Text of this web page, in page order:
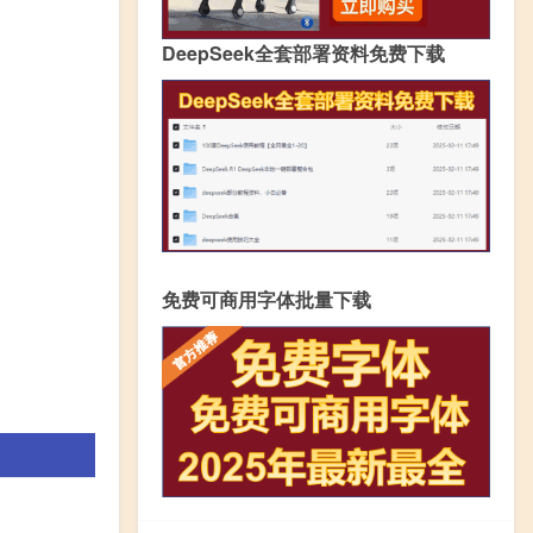
DeepSeek全套部署资料免费下载
免费可商用字体批量下载